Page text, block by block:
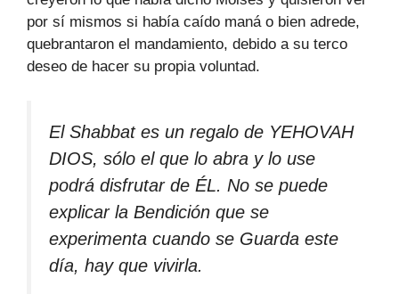
por sí mismos si había caído maná o bien adrede,
quebrantaron el mandamiento, debido a su terco
deseo de hacer su propia voluntad.
El Shabbat es un regalo de YEHOVAH
DIOS, sólo el que lo abra y lo use
podrá disfrutar de ÉL. No se puede
explicar la Bendición que se
experimenta cuando se Guarda este
día, hay que vivirla.